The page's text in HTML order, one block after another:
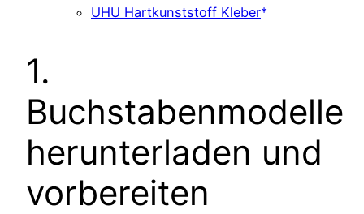
UHU Hartkunststoff Kleber
1.
Buchstabenmodelle
herunterladen und
vorbereiten